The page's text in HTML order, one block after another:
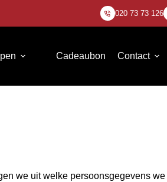
020 73 73 126
Cadeaubon Contact
we uit welke persoonsgegevens